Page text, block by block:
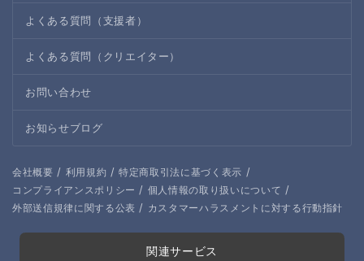
よくある質問（支援者）
よくある質問（クリエイター）
お問い合わせ
お知らせブログ
会社概要 / 利用規約 / 特定商取引法に基づく表示 /
コンプライアンスポリシー / 個人情報の取り扱いについて /
外部送信規律に関する公表 / カスタマーハラスメントに対する行動指針
関連サービス